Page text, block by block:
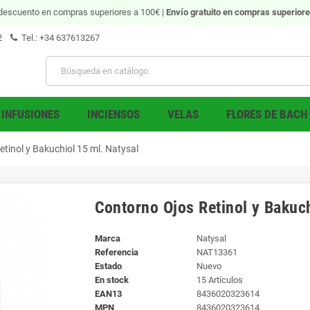
en compras superiores a 100€ | Envío gratuitoen compras
Tel.: +34 637613267
INFUSIONES INCIENSOS VELAS FLORES DE BACH
y Bakuchiol 15 ml. Natysal
Contorno Ojos Retinol y
Marca
Natysal
Referencia
NAT13361
Estado
Nuevo
En stock
15 Artículos
EAN13
8436020323614
MPN
8436020323614